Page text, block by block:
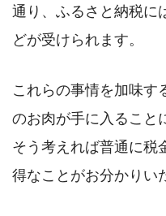
通り、ふるさと納税に
どが受けられます。
これらの事情を加味す
のお肉が手に入ること
そう考えれば普通に税
得なことがお分かりい